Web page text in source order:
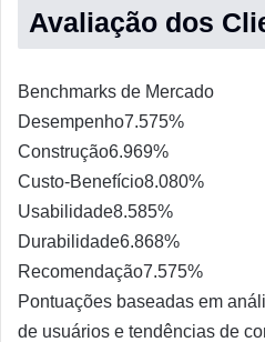
Avaliação dos
Benchmarks de Mercado
Desempenho7.575%
Construção6.969%
Custo-Benefício8.080%
Usabilidade8.585%
Durabilidade6.868%
Recomendação7.575%
Pontuações baseadas em
de usuários e tendências de